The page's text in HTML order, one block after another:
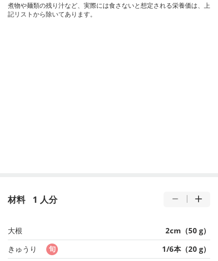
煮物や麺類の残り汁など、実際には食さないと想定される栄養価は、上
記リストから除いてあります。
材料 1 人分
大根
2cm（50 g）
きゅうり
1/6本（20 g）